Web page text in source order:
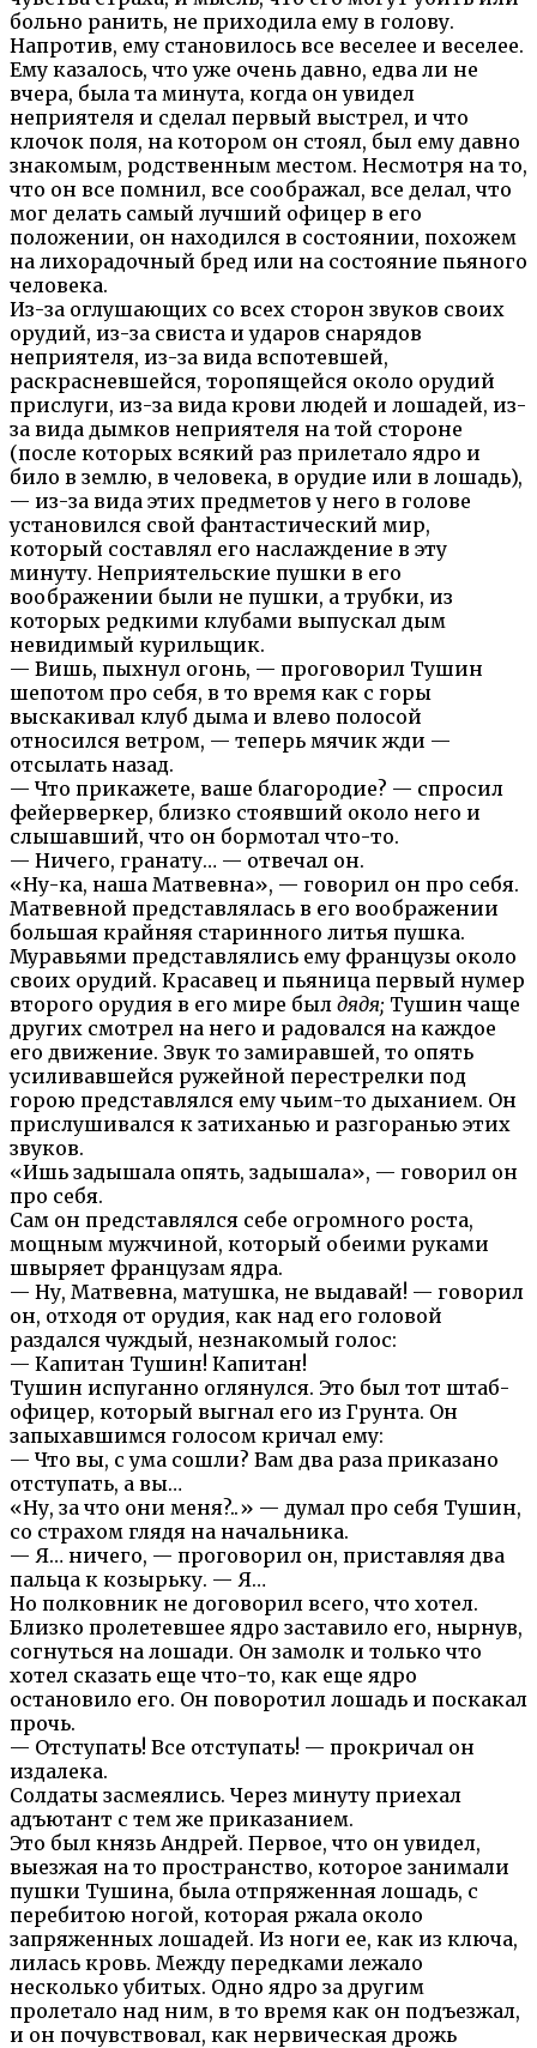
больно ранить, не приходила ему в голову.
Напротив, ему становилось все веселее и веселее.
Ему казалось, что уже очень давно, едва ли не
вчера, была та минута, когда он увидел
неприятеля и сделал первый выстрел, и что
клочок поля, на котором он стоял, был ему давно
знакомым, родственным местом. Несмотря на то,
что он все помнил, все соображал, все делал, что
мог делать самый лучший офицер в его
положении, он находился в состоянии, похожем
на лихорадочный бред или на состояние пьяного
человека.
Из-за оглушающих со всех сторон звуков своих
орудий, из-за свиста и ударов снарядов
неприятеля, из-за вида вспотевшей,
раскрасневшейся, торопящейся около орудий
прислуги, из-за вида крови людей и лошадей, из-
за вида дымков неприятеля на той стороне
(после которых всякий раз прилетало ядро и
било в землю, в человека, в орудие или в лошадь),
— из-за вида этих предметов у него в голове
установился свой фантастический мир,
который составлял его наслаждение в эту
минуту. Неприятельские пушки в его
воображении были не пушки, а трубки, из
которых редкими клубами выпускал дым
невидимый курильщик.
— Вишь, пыхнул огонь, — проговорил Тушин
шепотом про себя, в то время как с горы
выскакивал клуб дыма и влево полосой
относился ветром, — теперь мячик жди —
отсылать назад.
— Что прикажете, ваше благородие? — спросил
фейерверкер, близко стоявший около него и
слышавший, что он бормотал что-то.
— Ничего, гранату… — отвечал он.
«Ну-ка, наша Матвевна», — говорил он про себя.
Матвевной представлялась в его воображении
большая крайняя старинного литья пушка.
Муравьями представлялись ему французы около
своих орудий. Красавец и пьяница первый нумер
второго орудия в его мире был дядя; Тушин чаще
других смотрел на него и радовался на каждое
его движение. Звук то замиравшей, то опять
усиливавшейся ружейной перестрелки под
горою представлялся ему чьим-то дыханием. Он
прислушивался к затиханью и разгоранью этих
звуков.
«Ишь задышала опять, задышала», — говорил он
про себя.
Сам он представлялся себе огромного роста,
мощным мужчиной, который обеими руками
швыряет французам ядра.
— Ну, Матвевна, матушка, не выдавай! — говорил
он, отходя от орудия, как над его головой
раздался чуждый, незнакомый голос:
— Капитан Тушин! Капитан!
Тушин испуганно оглянулся. Это был тот штаб-
офицер, который выгнал его из Грунта. Он
запыхавшимся голосом кричал ему:
— Что вы, с ума сошли? Вам два раза приказано
отступать, а вы…
«Ну, за что они меня?..» — думал про себя Тушин,
со страхом глядя на начальника.
— Я… ничего, — проговорил он, приставляя два
пальца к козырьку. — Я…
Но полковник не договорил всего, что хотел.
Близко пролетевшее ядро заставило его, нырнув,
согнуться на лошади. Он замолк и только что
хотел сказать еще что-то, как еще ядро
остановило его. Он поворотил лошадь и поскакал
прочь.
— Отступать! Все отступать! — прокричал он
издалека.
Солдаты засмеялись. Через минуту приехал
адъютант с тем же приказанием.
Это был князь Андрей. Первое, что он увидел,
выезжая на то пространство, которое занимали
пушки Тушина, была отпряженная лошадь, с
перебитою ногой, которая ржала около
запряженных лошадей. Из ноги ее, как из ключа,
лилась кровь. Между передками лежало
несколько убитых. Одно ядро за другим
пролетало над ним, в то время как он подъезжал,
и он почувствовал, как нервическая дрожь